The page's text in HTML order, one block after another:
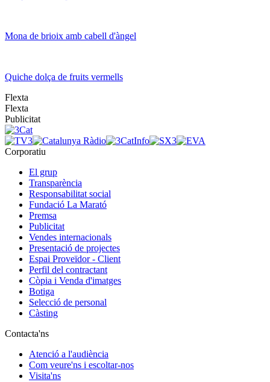
Mona de brioix amb cabell d'àngel
Quiche dolça de fruits vermells
Flexta
Flexta
Publicitat
Corporatiu
El grup
Transparència
Responsabilitat social
Fundació La Marató
Premsa
Publicitat
Vendes internacionals
Presentació de projectes
Espai Proveïdor - Client
Perfil del contractant
Còpia i Venda d'imatges
Botiga
Selecció de personal
Càsting
Contacta'ns
Atenció a l'audiència
Com veure'ns i escoltar-nos
Visita'ns